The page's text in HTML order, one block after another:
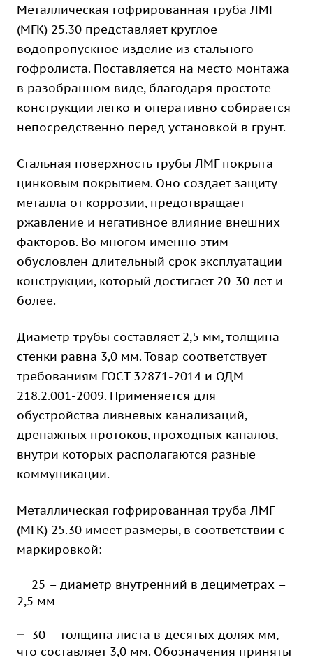
Металлическая гофрированная труба ЛМГ
(МГК) 25.30 представляет круглое
водопропускное изделие из стального
гофролиста. Поставляется на место монтажа
в разобранном виде, благодаря простоте
конструкции легко и оперативно собирается
непосредственно перед установкой в грунт.
Стальная поверхность трубы ЛМГ покрыта
цинковым покрытием. Оно создает защиту
металла от коррозии, предотвращает
ржавление и негативное влияние внешних
факторов. Во многом именно этим
обусловлен длительный срок эксплуатации
конструкции, который достигает 20-30 лет и
более.
Диаметр трубы составляет 2,5 мм, толщина
стенки равна 3,0 мм. Товар соответствует
требованиям ГОСТ 32871-2014 и ОДМ
218.2.001-2009. Применяется для
обустройства ливневых канализаций,
дренажных протоков, проходных каналов,
внутри которых располагаются разные
коммуникации.
Металлическая гофрированная труба ЛМГ
(МГК) 25.30 имеет размеры, в соответствии с
маркировкой:
25 – диаметр внутренний в дециметрах –
2,5 мм
30 – толщина листа в-десятых долях мм,
что составляет 3,0 мм. Обозначения приняты